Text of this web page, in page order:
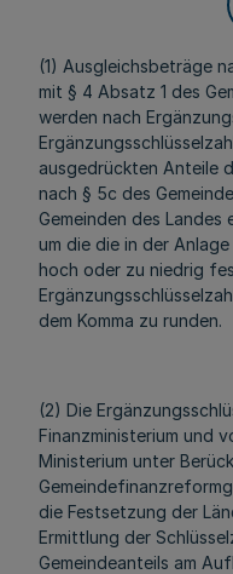
(1) Ausgleichsbeträge
mit § 4 Absatz 1 des
werden nach
ausgedrückten Anteile
nach § 5c des
Gemeinden des Landes
um die die in der
hoch oder zu niedrig
dem Komma zu runden.
(2) Die
Finanzministerium und
Ministerium unter
die Festsetzung der
Ermittlung der
Gemeindeanteils am